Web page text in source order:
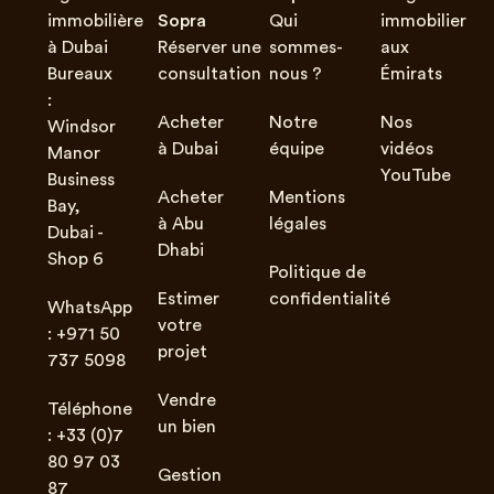
immobilière
à Dubai
Bureaux
:
Windsor
Manor
Business
Bay,
Dubai -
Shop 6
WhatsApp
: +971 50
737 5098
Téléphone
: +33 (0)7
80 97 03
87
Sopra
Réserver une
consultation
Acheter
à Dubai
Acheter
à Abu
Dhabi
Estimer
votre
projet
Vendre
un bien
Gestion
Qui
sommes-
nous ?
Notre
équipe
Mentions
légales
Politique de
confidentialité
immobilier
aux
Émirats
Nos
vidéos
YouTube